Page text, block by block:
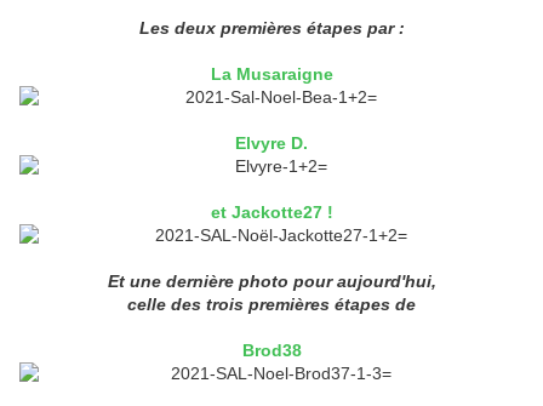
Les deux premières étapes par :
La Musaraigne
Elvyre D.
et Jackotte27 !
Et une dernière photo pour aujourd'hui,
celle des trois premières étapes de
Brod38